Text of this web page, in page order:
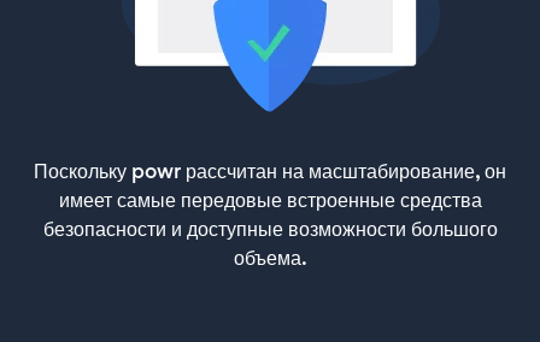
Поскольку powr рассчитан на масштабирование, он
имеет самые передовые встроенные средства
безопасности и доступные возможности большого
объема.